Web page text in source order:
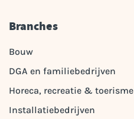
Branches
Bouw
DGA en familiebedrijven
Horeca, recreatie & toerisme
Installatiebedrijven